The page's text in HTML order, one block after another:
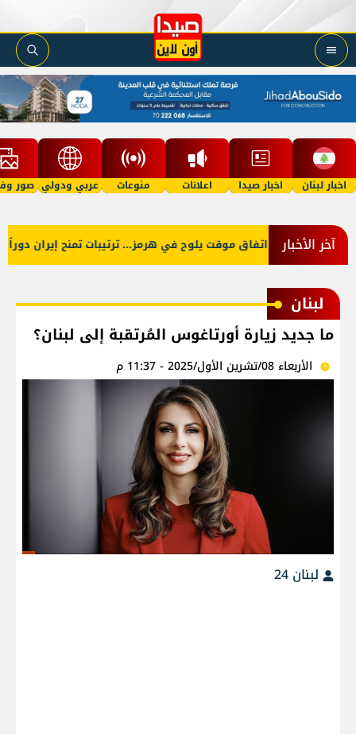
اخبار لبنان اخبار صيدا اعلانات منوعات عربي ودولي صور
آخر الأخبار اتفاق موقت يلوح في هرمز... ترتيبات تمنح إيران دوراً
لبنان
ما جديد زيارة أورتاغوس المُرتقبة إلى لبنان؟
الأربعاء 08/تشرين الأول/2025 - 11:37 م
لبنان 24